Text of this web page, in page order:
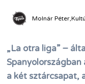
Molnár
„La otra liga” −
a két sztárcsapat,